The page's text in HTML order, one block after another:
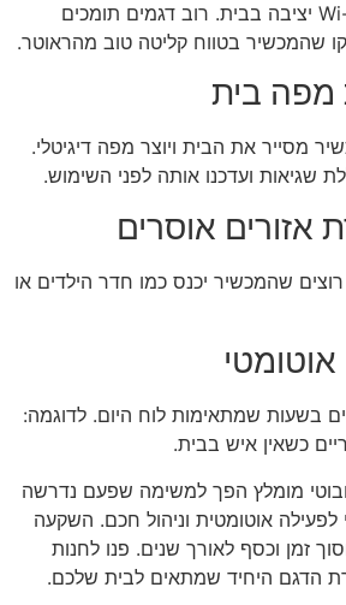
ודאו שיש לכם רשת Wi-Fi יציבה בבית. רוב דגמים תומכים
מסייר את הבית ויוצר מפה דיגיטלי.
שגיאות ועדכנו אותה לפני השימוש.
שהמכשיר יכנס כמו חדר הילדים או
בשעות שמתאימות לוח היום. לדוגמה:
מומלץ הפך למשימה שפעם נדרשה
אוטומטית וניהול חכם. השקעה
זמן וכסף לאורך שנים. פנו לחנות